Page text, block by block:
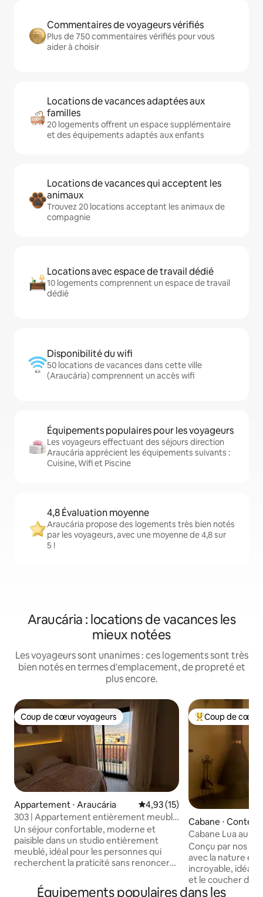
Commentaires de voyageurs vérifiés
Plus de 750 commentaires vérifiés pour vous
aider à choisir
Locations de vacances adaptées aux
familles
20 logements offrent un espace supplémentaire
et des équipements adaptés aux enfants
Locations de vacances qui acceptent les
animaux
Trouvez 20 locations acceptant les animaux de
compagnie
Locations avec espace de travail dédié
10 logements comprennent un espace de travail
dédié
Disponibilité du wifi
50 locations de vacances dans cette ville
(Araucária) comprennent un accès wifi
Équipements populaires pour les voyageurs
Les voyageurs effectuant des séjours direction
Araucária apprécient les équipements suivants :
Cuisine, Wifi et Piscine
4,8 Évaluation moyenne
Araucária propose des logements très bien notés
par les voyageurs, avec une moyenne de 4,8 sur
5 !
Araucária : locations de vacances les
mieux notées
Les voyageurs sont unanimes : ces logements sont très
bien notés en termes d'emplacement, de propreté et
plus encore.
Coup de cœur voyageurs
Coup de cœur voyageurs
Appartement ⋅ Araucária Évaluation moyenne sur la
4,93 (15)
303 | Appartement entièrement meublé
à Araucária
Un séjour confortable, moderne et
paisible dans un studio entièrement
meublé, idéal pour les personnes qui
recherchent la praticité sans renoncer
d'Araucária, avec un accès facile au
Coups de cœur
Coup de cœur
Cabane ⋅
Cabane Lua au
avec baignoire et
Conçu par nos
avec la nature et
incroyable,
et le coucher du
la baignoire, sur
Équipements populaires dans les